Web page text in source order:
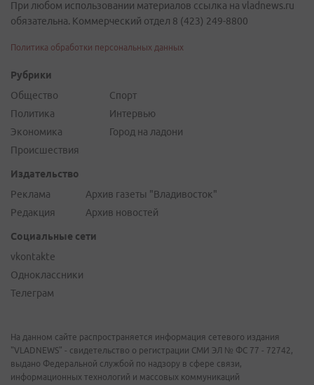
При любом использовании материалов ссылка на vladnews.ru
обязательна. Коммерческий отдел 8 (423) 249-8800
Политика обработки персональных данных
Рубрики
Общество
Политика
Экономика
Происшествия
Спорт
Интервью
Город на ладони
Издательство
Реклама
Редакция
Архив газеты "Владивосток"
Архив новостей
Социальные сети
vkontakte
Одноклассники
Телеграм
На данном сайте распространяется информация сетевого издания
"VLADNEWS" - свидетельство о регистрации СМИ ЭЛ № ФС 77 - 72742,
выдано Федеральной службой по надзору в сфере связи,
информационных технологий и массовых коммуникаций